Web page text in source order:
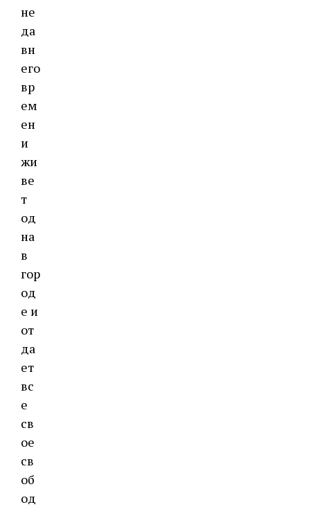
не
да
вн
его
вр
ем
ен
и
жи
ве
т
од
на
в
гор
од
е и
от
да
ет
вс
е
св
ое
св
об
од